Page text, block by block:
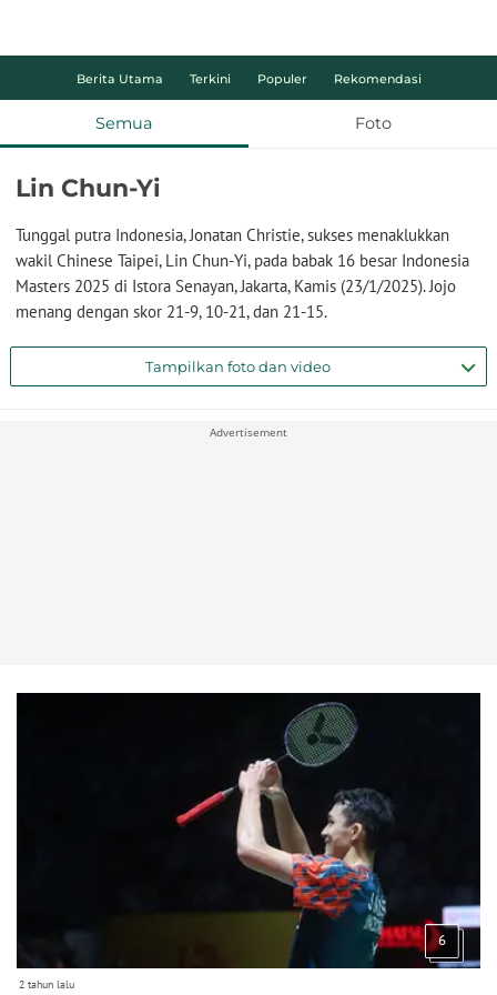
Berita Utama Terkini Populer Rekomendasi
Semua Foto
Lin Chun-Yi
Tunggal putra Indonesia, Jonatan Christie, sukses menaklukkan
wakil Chinese Taipei, Lin Chun-Yi, pada babak 16 besar Indonesia
Masters 2025 di Istora Senayan, Jakarta, Kamis (23/1/2025). Jojo
menang dengan skor 21-9, 10-21, dan 21-15.
Tampilkan foto dan video
Advertisement
6
2 tahun lalu